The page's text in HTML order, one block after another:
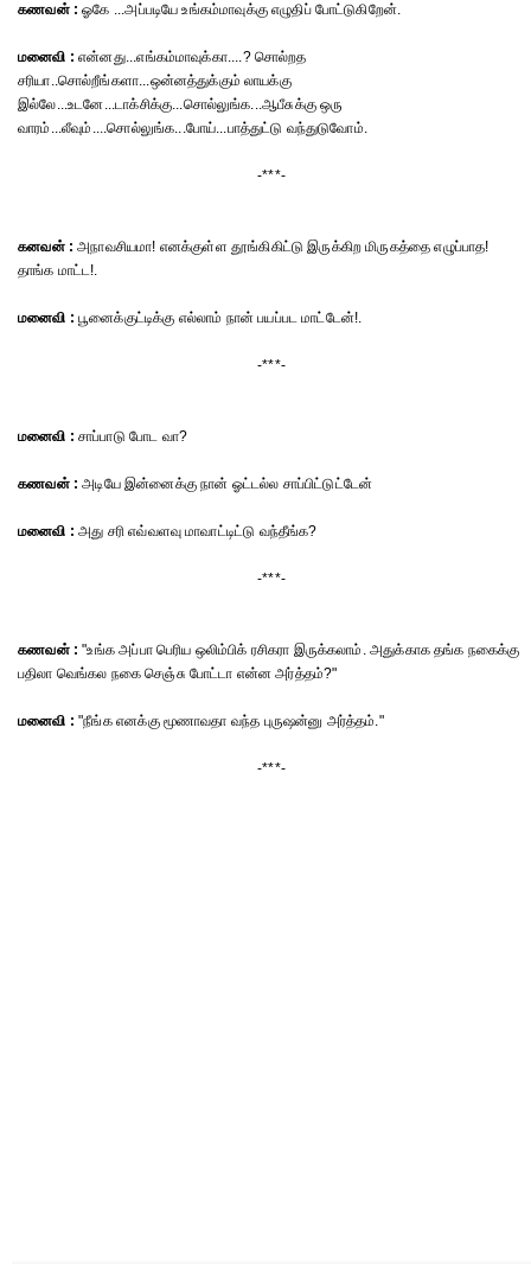
கணவன் : ஓகே ...அப்படியே உங்கம்மாவுக்கு எழுதிப் போட்டுகிறேன்.
மனைவி : என்னது...எங்கம்மாவுக்கா....? சொல்றத
சரியா..சொல்றீங்களா...ஒன்னத்துக்கும் லாயக்கு
இல்லே...உடனே...டாக்சிக்கு...சொல்லுங்க...ஆபீசுக்கு ஒரு
வாரம்...லீவும்....சொல்லுங்க...போய்...பாத்துட்டு வந்துடுவோம்.
-***-
கனவன் : அநாவசியமா! எனக்குள்ள தூங்கிகிட்டு இருக்கிற மிருகத்தை எழுப்பாத!
தாங்க மாட்ட!.
மனைவி : பூனைக்குட்டிக்கு எல்லாம் நான் பயப்பட மாட்டேன்!.
-***-
மனைவி : சாப்பாடு போட வா?
கணவன் : அடியே இன்னைக்கு நான் ஓட்டல்ல சாப்பிட்டுட்டேன்
மனைவி : அது சரி எவ்வளவு மாவாட்டிட்டு வந்தீங்க?
-***-
கணவன் : "உங்க அப்பா பெரிய ஒலிம்பிக் ரசிகரா இருக்கலாம். அதுக்காக தங்க நகைக்கு
பதிலா வெங்கல நகை செஞ்சு போட்டா என்ன அர்த்தம்?"
மனைவி : "நீங்க எனக்கு மூணாவதா வந்த புருஷன்னு அர்த்தம்."
-***-